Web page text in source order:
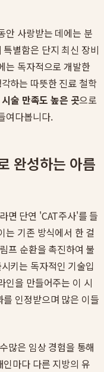
안 사랑받는 데에는 분
특별함은 단지 최신 장비
는 독자적으로 개발한
하는 따뜻한 진료 철학
시술 만족도 높은 곳으로
여다봅니다.
완성하는 아름
면 단연 'CAT주사'를 들
는 기존 방식에서 한 걸
프 순환을 촉진하여 불
키는 독자적인 기술입
인을 만들어주는 이 시
인정받으며 많은 이들
많은 임상 경험을 통해
마다 다른 지방의 유